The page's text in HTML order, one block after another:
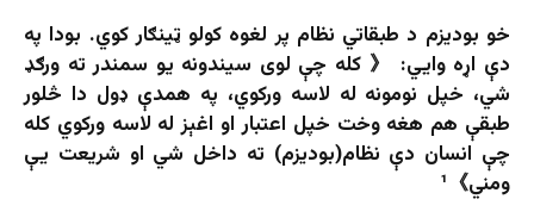
خو بودیزم د طبقاتي نظام پر لغوه کولو ټینګار کوي. بودا په
دې اړه وایي: 《 کله چې لوی سیندونه یو سمندر ته ورګډ
شي، خپل نومونه له لاسه ورکوي، په همدې ډول دا څلور
طبقې هم هغه وخت خپل اعتبار او اغېز له لاسه ورکوي کله
چې انسان دې نظام(بوديزم) ته داخل شي او شریعت یې
ومني》¹